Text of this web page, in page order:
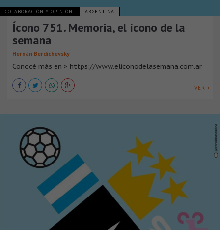
COLABORACIÓN Y OPINIÓN ARGENTINA
Ícono 751. Memoria, el ícono de la
semana
Hernán Berdichevsky
Conocé más en > https://www.eliconodelasemana.com.ar
VER +